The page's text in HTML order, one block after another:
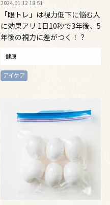
2024.01.12 18:51
「眼トレ」は視力低下に悩む人
に効果アリ 1日10秒で3年後、5
年後の視力に差がつく！？
健康
アイケア